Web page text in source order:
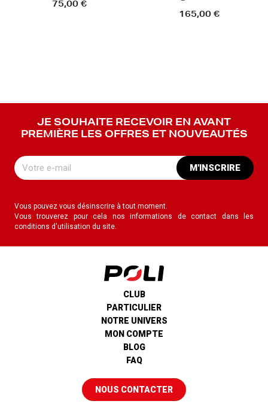
75,00 €
165,00 €
JE SOUHAITE RECEVOIR EN AVANT
PREMIÈRE LES OFFRES ET NOUVEAUTÉS
M'INSCRIRE
Vous pouvez vous désinscrire à tout moment.
Vous trouverez pour cela nos informations de contact dans les
conditions d'utilisation du site.
CLUB
PARTICULIER
NOTRE UNIVERS
MON COMPTE
BLOG
FAQ
NOUS CONTACTER